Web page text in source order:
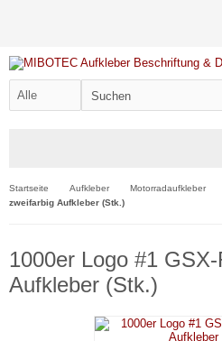
Startseite Aufkleber Motorradaufkleber
zweifarbig Aufkleber (Stk.)
1000er Logo #1
Aufkleber (Stk.)